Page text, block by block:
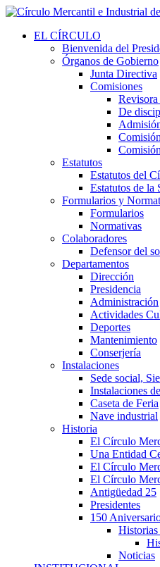
EL CÍRCULO
Bienvenida del
Órganos de Gobierno
Junta Directiva
Comisiones
Revisora
De
Estatutos
Estatutos del
Estatutos de
Formularios y
Formularios
Normativas
Colaboradores
Defensor del
Departamentos
Dirección
Presidencia
Administración
Actividades
Deportes
Mantenimiento
Conserjería
Instalaciones
Sede social,
Instalaciones
Caseta de Feria
Nave industrial
Historia
El Círculo
Una Entidad
El Círculo
El Círculo
Antigüedad 25
Presidentes
150
Noticias